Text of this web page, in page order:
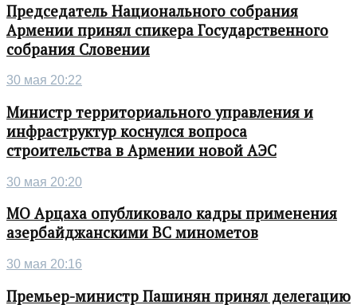
Председатель Национального собрания
Армении принял спикера Государственного
собрания Словении
30 мая 20:22
Министр территориального управления и
инфраструктур коснулся вопроса
строительства в Армении новой АЭС
30 мая 20:20
МО Арцаха опубликовало кадры применения
азербайджанскими ВС минометов
30 мая 20:16
Премьер-министр Пашинян принял делегацию